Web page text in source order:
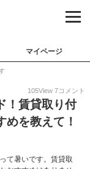
マイページ
105View 7コメント
！賃貸取り付
めを教えて！
て暑いです。賃貸取